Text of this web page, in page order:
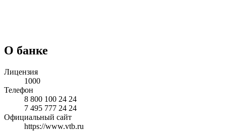
О банке
Лицензия
1000
Телефон
8 800 100 24 24
7 495 777 24 24
Официальный сайт
https://www.vtb.ru